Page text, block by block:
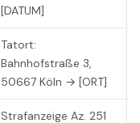
[DATUM]
Tatort:
Bahnhofstraße 3,
50667 Köln → [ORT]
Strafanzeige Az. 251